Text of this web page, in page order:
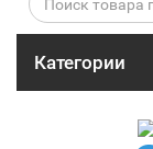
Категории